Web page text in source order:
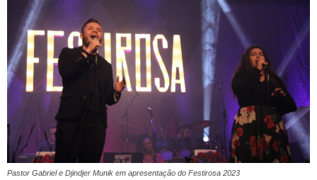
Pastor Gabriel e Djindjer Munik em apresentação do Festirosa 2023